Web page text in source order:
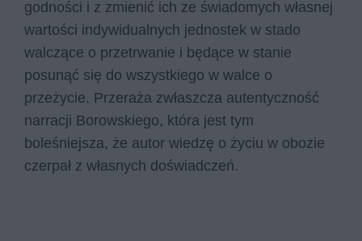
godności i z zmienić ich ze świadomych własnej
wartości indywidualnych jednostek w stado
walczące o przetrwanie i będące w stanie
posunąć się do wszystkiego w walce o
przeżycie. Przeraża zwłaszcza autentyczność
narracji Borowskiego, która jest tym
boleśniejsza, że autor wiedzę o życiu w obozie
czerpał z własnych doświadczeń.